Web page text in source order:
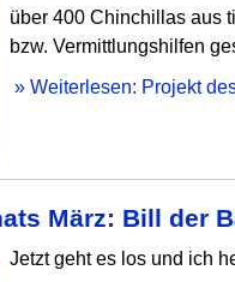
über 400 Chinchillas aus
bzw. Vermittlungshilfen
» Weiterlesen: Projekt
März: Bill der
Jetzt geht es los und ich